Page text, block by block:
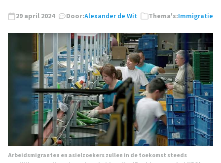
29 april 2024 Door:Alexander de Wit Thema's:Immigratie
Arbeidsmigranten en asielzoekers zullen in de toekomst steeds